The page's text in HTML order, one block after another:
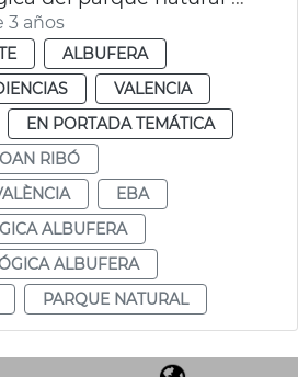
3 años
ALBUFERA
VALENCIA
EN PORTADA TEMÁTICA
RIBÓ
EBA
ALBUFERA
ALBUFERA
PARQUE NATURAL